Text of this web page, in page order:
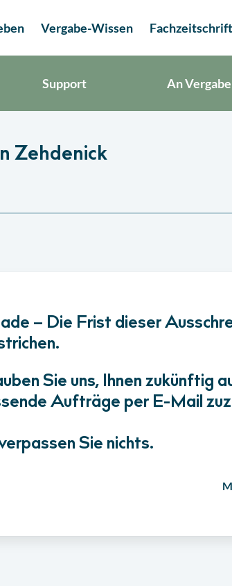
Vergabe-Wissen
Support An
Zehdenick
– Die Frist dieser
Sie uns, Ihnen zukünftig
Aufträge per E-Mail
Sie nichts.